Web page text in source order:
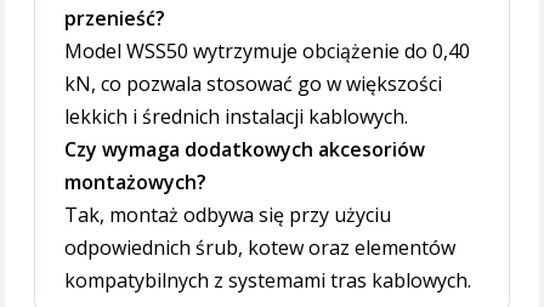
przenieść?
Model WSS50 wytrzymuje obciążenie do 0,40
kN, co pozwala stosować go w większości
lekkich i średnich instalacji kablowych.
Czy wymaga dodatkowych akcesoriów
montażowych?
Tak, montaż odbywa się przy użyciu
odpowiednich śrub, kotew oraz elementów
kompatybilnych z systemami tras kablowych.